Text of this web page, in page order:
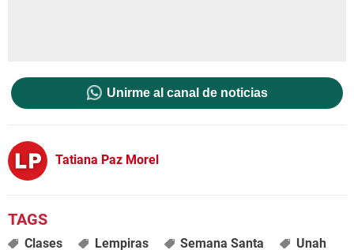
Unirme al canal de noticias
Tatiana Paz Morel
Clases Lempiras Semana Santa Unah